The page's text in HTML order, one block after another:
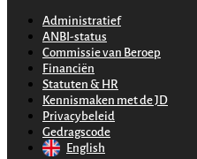
Administratief
ANBI-status
Commissie van Beroep
Financiën
Statuten & HR
Kennismaken met de JD
Privacybeleid
Gedragscode
English